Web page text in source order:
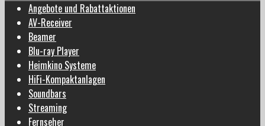
Angebote und Rabattaktionen
AV-Receiver
Beamer
Blu-ray Player
Heimkino Systeme
HiFi-Kompaktanlagen
Soundbars
Streaming
Fernseher